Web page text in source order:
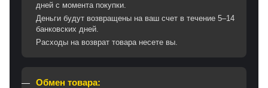
дней с момента покупки.
Деньги будут возвращены на ваш счет в течение 5–14
банковских дней.
Расходы на возврат товара несете вы.
Обмен товара: